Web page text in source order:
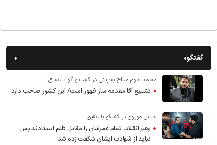
گفتگو
محمد غلوم مداح بحرینی در گفت و گو با عقیق:
تشییع آقا مقدمه ساز ظهور است/ این کشور صاحب دارد
عباس موزون در گفتگو با عقیق:
رهبر انقلاب تمام عمرشان را مقابل ظلم ایستادند پس
نباید از شهادت ایشان شگفت زده شد